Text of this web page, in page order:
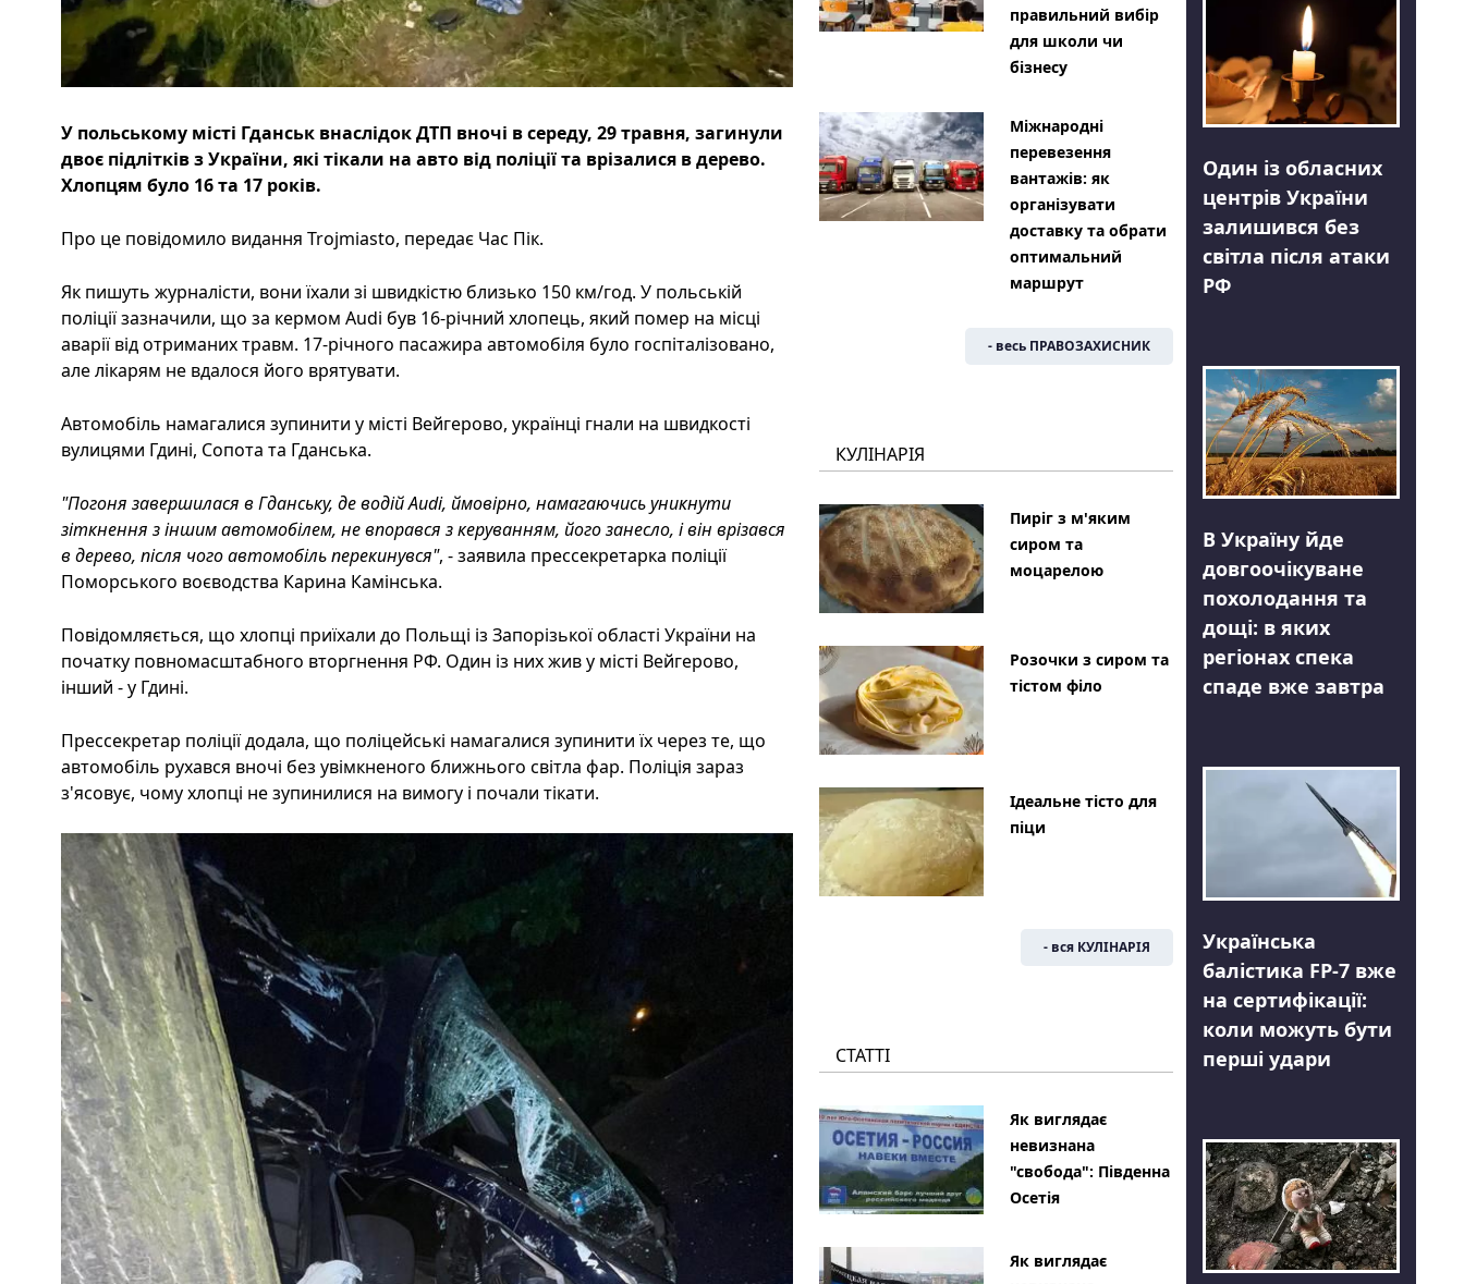
У польському місті Гданськ внаслідок ДТП вночі в середу, 29 травня, загинули
двоє підлітків з України, які тікали на авто від поліції та врізалися в дерево.
Хлопцям було 16 та 17 років.
Про це повідомило видання Trojmiasto, передає Час Пік.
Як пишуть журналісти, вони їхали зі швидкістю близько 150 км/год. У польській
поліції зазначили, що за кермом Audi був 16-річний хлопець, який помер на місці
аварії від отриманих травм. 17-річного пасажира автомобіля було госпіталізовано,
але лікарям не вдалося його врятувати.
Автомобіль намагалися зупинити у місті Вейгерово, українці гнали на швидкості
вулицями Гдині, Сопота та Гданська.
"Погоня завершилася в Гданську, де водій Audi, ймовірно, намагаючись уникнути
зіткнення з іншим автомобілем, не впорався з керуванням, його занесло, і він врізався
в дерево, після чого автомобіль перекинувся", - заявила прессекретарка поліції
Поморського воєводства Карина Камінська.
Повідомляється, що хлопці приїхали до Польщі із Запорізької області України на
початку повномасштабного вторгнення РФ. Один із них жив у місті Вейгерово,
інший - у Гдині.
Прессекретар поліції додала, що поліцейські намагалися зупинити їх через те, що
автомобіль рухався вночі без увімкненого ближнього світла фар. Поліція зараз
з'ясовує, чому хлопці не зупинилися на вимогу і почали тікати.
правильний вибір
для школи чи
бізнесу
Міжнародні
перевезення
вантажів: як
організувати
доставку та обрати
оптимальний
маршрут
- весь ПРАВОЗАХИСНИК
КУЛІНАРІЯ
Пиріг з м'яким
сиром та
моцарелою
Розочки з сиром та
тістом філо
Ідеальне тісто для
піци
- вся КУЛІНАРІЯ
СТАТТІ
Як виглядає
невизнана
"свобода": Південна
Осетія
Як виглядає
Один із обласних
центрів України
залишився без
світла після атаки
РФ
В Україну йде
довгоочікуване
похолодання та
дощі: в яких
регіонах спека
спаде вже завтра
Українська
балістика FP-7 вже
на сертифікації:
коли можуть бути
перші удари